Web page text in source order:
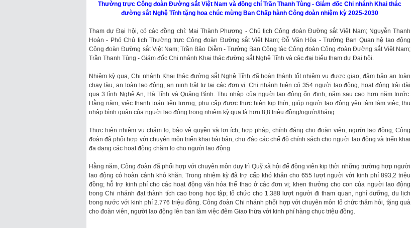
Thường trực Công đoàn Đường sắt Việt Nam và đồng chí Trần Thanh Tùng - Giám đốc Chi nhánh Khai thác
đường sắt Nghệ Tĩnh tặng hoa chúc mừng Ban Chấp hành Công đoàn nhiệm kỳ 2025-2030
Tham dự Đại hội, có các đồng chí: Mai Thành Phương - Chủ tịch Công đoàn Đường sắt Việt Nam; Nguyễn Thanh
Hoàn - Phó Chủ tịch Thường trực Công đoàn Đường sắt Việt Nam; Đỗ Văn Hòa - Trưởng Ban Quan hệ lao động
Công đoàn Đường sắt Việt Nam; Trần Bảo Diễm - Trưởng Ban Công tác Công đoàn Công đoàn Đường sắt Việt Nam;
Trần Thanh Tùng - Giám đốc Chi nhánh Khai thác đường sắt Nghệ Tĩnh và các đại biểu tham dự Đại hội.
Nhiệm kỳ qua, Chi nhánh Khai thác đường sắt Nghệ Tĩnh đã hoàn thành tốt nhiệm vụ được giao, đảm bảo an toàn
chạy tàu, an toàn lao động, an ninh trật tự tại các đơn vị. Chi nhánh hiện có 354 người lao động, hoạt động trải dài
qua 3 tỉnh Nghệ An, Hà Tĩnh và Quảng Bình. Thu nhập của người lao động ổn định, năm sau cao hơn năm trước.
Hằng năm, việc thanh toán tiền lương, phụ cấp được thực hiện kịp thời, giúp người lao động yên tâm làm việc, thu
nhập bình quân của người lao động trong nhiệm kỳ qua là hơn 8,8 triệu đồng/người/tháng.
Thực hiện nhiệm vụ chăm lo, bảo vệ quyền và lợi ích, hợp pháp, chính đáng cho đoàn viên, người lao động; Công
đoàn đã phối hợp với chuyên môn triển khai bài bản, chu đáo các chế độ chính sách cho người lao động và triển khai
đa dạng các hoạt động chăm lo cho người lao động
Hằng năm, Công đoàn đã phối hợp với chuyên môn duy trì Quỹ xã hội để động viên kịp thời những trường hợp người
lao động có hoàn cảnh khó khăn. Trong nhiệm kỳ đã trợ cấp khó khăn cho 655 lượt người với kinh phí 893,2 triệu
đồng; hỗ trợ kinh phí cho các hoạt động văn hóa thể thao ở các đơn vị; khen thưởng cho con của người lao động
trong Chi nhánh đạt thành tích cao trong học tập; tổ chức cho 1.388 lượt người đi tham quan, nghỉ dưỡng, du lịch
trong nước với kinh phí 2.776 triệu đồng. Công đoàn Chi nhánh phối hợp với chuyên môn tổ chức thăm hỏi, tặng quà
cho đoàn viên, người lao động lên ban làm việc đêm Giao thừa với kinh phí hàng chục triệu đồng.